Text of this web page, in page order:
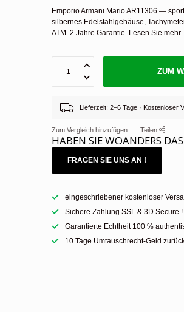
Emporio Armani Mario AR11306 —
silbernes Edelstahlgehäuse,
ATM. 2 Jahre Garantie. Lesen Sie mehr.
ZUM
Lieferzeit: 2–6 Tage · Kostenloser
Zum Vergleich hinzufügen Teilen
HABEN SIE WOANDERS
FRAGEN SIE UNS AN !
eingeschriebener kostenloser
Sichere Zahlung SSL & 3D Secure !
Garantierte Echtheit 100 %
10 Tage Umtauschrecht-Geld